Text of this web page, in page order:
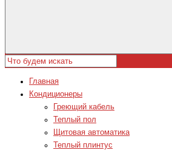
Главная
Кондиционеры
Греющий кабель
Теплый пол
Щитовая автоматика
Теплый плинтус